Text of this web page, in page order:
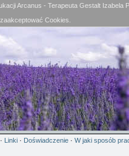
· Linki · Doświadczenie · W jaki sposób
Arcanus - Terapeuta Gestalt
zaakceptować Cookies.